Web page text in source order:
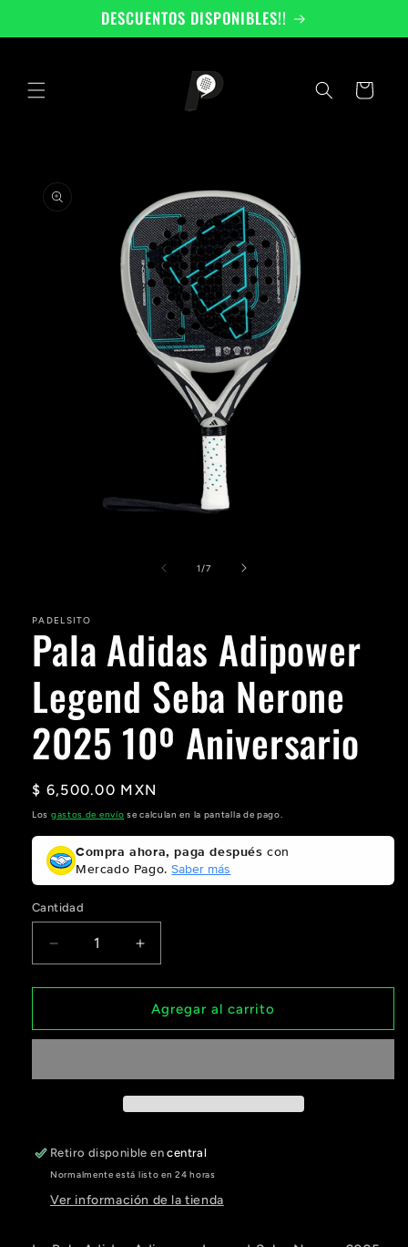
al contenido
DESCUENTOS DISPONIBLES!!
Carrito
información
ventana
modal
1 /de
7
PADELSITO
Pala Adidas Adipower
Legend Seba Nerone
2025 10º Aniversario
Precio
habitual
$ 6,500.00 MXN
Los gastos de envío se calculan en la pantalla de pago.
Compra ahora, paga después con
Mercado Pago.Saber más
Cantidad
Reducir
cantidad
para
Adidas
Seba
Aniversario
Aumentar
cantidad
para
Pala
Adidas
Seba
Aniversario
Agregar al carrito
Retiro disponible encentral
Normalmente está listo en 24 horas
Ver información de la tienda